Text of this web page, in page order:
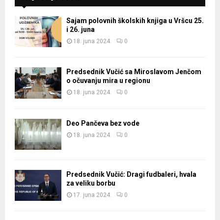
Sajam polovnih školskih knjiga u Vršcu 25.
i 26. juna
18. juna 2024. 0
Predsednik Vučić sa Miroslavom Jenčom
o očuvanju mira u regionu
18. juna 2024. 0
Deo Pančeva bez vode
18. juna 2024. 0
Predsednik Vučić: Dragi fudbaleri, hvala
za veliku borbu
17. juna 2024. 0